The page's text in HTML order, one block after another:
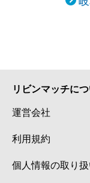
リビンマッチに
運営会社
利用規約
個人情報の取り